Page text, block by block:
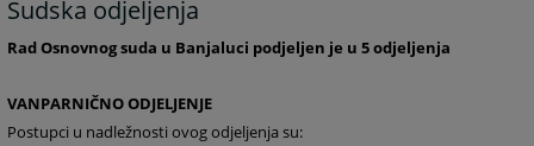
Sudska odjeljenja
Rad Osnovnog suda u Banjaluci podjeljen je u 5 odjeljenja
VANPARNIČNO ODJELJENJE
Postupci u nadležnosti ovog odjeljenja su: